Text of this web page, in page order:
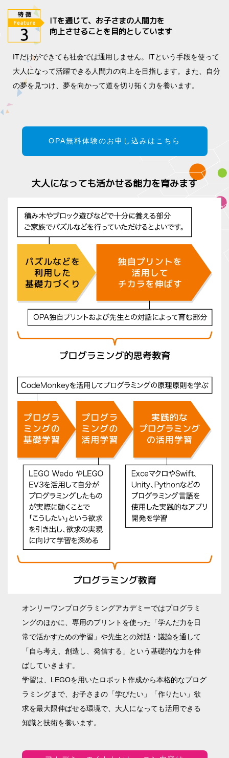
ITを通じて、お子さまの人間力を
向上させることを目的としています
ITだけができても社会では通用しません。ITという手段を使って
大人になって活躍できる人間力の向上を目指します。また、自分
の夢を見つけ、夢を向かって道を切り拓く力を養います。
OPA無料体験のお申し込みはこちら
大人になっても活かせる能力を育みます
オンリーワンプログラミングアカデミーではプログラミ
ングのほかに、専用のプリントを使った「学んだ力を日
常で活かすための学習」や先生との対話・議論を通して
「自ら考え、創造し、発信する」という基礎的な力を伸
ばしていきます。
学習は、LEGOを用いたロボット作成から本格的なプログ
ラミングまで、お子さまの「学びたい」「作りたい」欲
求を最大限伸ばせる環境で、大人になっても活用できる
知識と技術を養います。